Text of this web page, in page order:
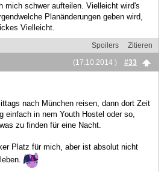
mich schwer aufteilen. Vielleicht wird's
Planänderungen geben wird,
Vielleicht.
Spoilers
Zitieren
(17.10.2014 )
#33
nach München reisen, dann dort Zeit
einfach in nem Youth Hostel oder so,
zu finden für eine Nacht.
Platz für mich, aber ist absolut nicht